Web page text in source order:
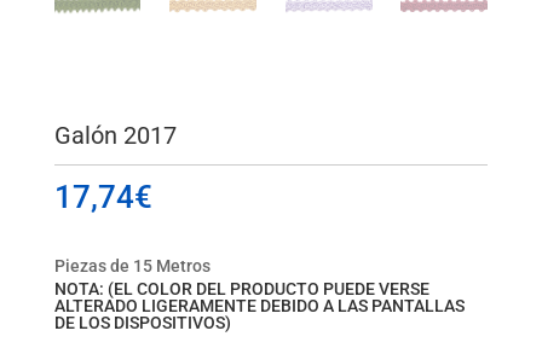
Galón 2017
17,74€
Piezas de 15 Metros
NOTA: (EL COLOR DEL PRODUCTO PUEDE VERSE
ALTERADO LIGERAMENTE DEBIDO A LAS PANTALLAS
DE LOS DISPOSITIVOS)